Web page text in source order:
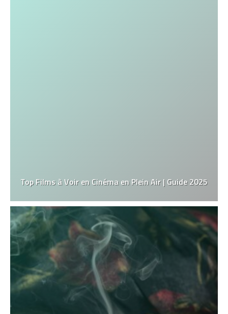
Top Films à Voir en Cinéma en Plein Air | Guide 2025